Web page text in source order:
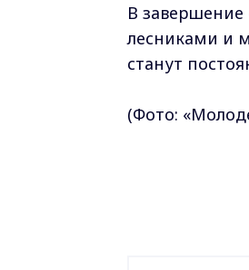
В
лесниками и
станут
(Фото: